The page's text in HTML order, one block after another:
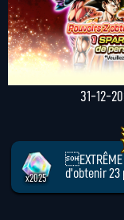
31-12-
x2025
d'obtenir 23